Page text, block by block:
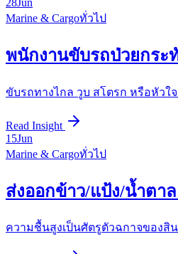
Marine & Cargoทั่วไป
พนักงานขับรถป่วยกระ
ขับรถทางไกล วูบ สโตรก หรือหัวใ
Read Insight
15Jun
Marine & Cargoทั่วไป
ส่งออกข้าว/แป้ง/น้ำตา
ความชื้นสูงเป็นศัตรูตัวฉกาจของสิ